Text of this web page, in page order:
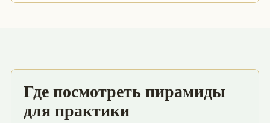
Где посмотреть пирамиды
для практики